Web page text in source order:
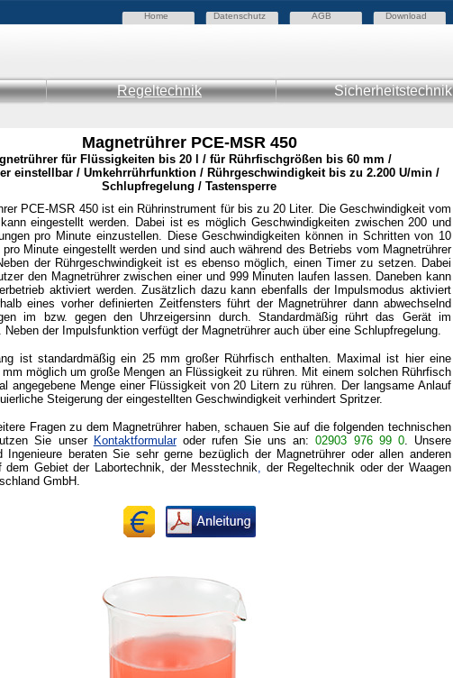
Home Datenschutz AGB Download
Regeltechnik Sicherheitstechnik
Magnetrührer PCE-MSR 450
für Flüssigkeiten bis 20 l / für Rührfischgrößen bis 60 mm /
einstellbar / Umkehrrührfunktion / Rührgeschwindigkeit bis zu 2.200 U/min /
Schlupfregelung / Tastensperre
PCE-MSR 450 ist ein Rührinstrument für bis zu 20 Liter. Die Geschwindigkeit vom
kann eingestellt werden. Dabei ist es möglich Geschwindigkeiten zwischen 200 und
pro Minute einzustellen. Diese Geschwindigkeiten können in Schritten von 10
pro Minute eingestellt werden und sind auch während des Betriebs vom Magnetrührer
der Rührgeschwindigkeit ist es ebenso möglich, einen Timer zu setzen. Dabei
den Magnetrührer zwischen einer und 999 Minuten laufen lassen. Daneben kann
aktiviert werden. Zusätzlich dazu kann ebenfalls der Impulsmodus aktiviert
eines vorher definierten Zeitfensters führt der Magnetrührer dann abwechselnd
im bzw. gegen den Uhrzeigersinn durch. Standardmäßig rührt das Gerät im
Neben der Impulsfunktion verfügt der Magnetrührer auch über eine Schlupfregelung.
ist standardmäßig ein 25 mm großer Rührfisch enthalten. Maximal ist hier eine
möglich um große Mengen an Flüssigkeit zu rühren. Mit einem solchen Rührfisch
angegebene Menge einer Flüssigkeit von 20 Litern zu rühren. Der langsame Anlauf
Steigerung der eingestellten Geschwindigkeit verhindert Spritzer.
Fragen zu dem Magnetrührer haben, schauen Sie auf die folgenden technischen
Sie unser Kontaktformularoder rufen Sie uns an:02903 976 99 0. Unsere
Ingenieure beraten Sie sehr gerne bezüglich der Magnetrührer oder allen anderen
dem Gebiet der Labortechnik, der Messtechnik, der Regeltechnik oder der Waagen
GmbH.